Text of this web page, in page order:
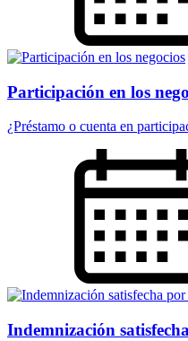
Participación en los
¿Préstamo o cuenta en
Indemnización